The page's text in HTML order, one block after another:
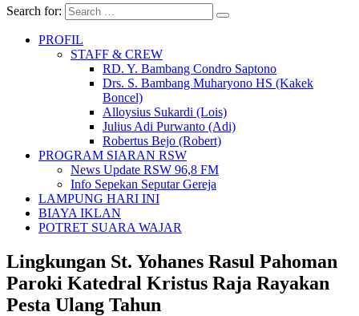
Search for:
PROFIL
STAFF & CREW
RD. Y. Bambang Condro Saptono
Drs. S. Bambang Muharyono HS (Kakek
Boncel)
Alloysius Sukardi (Lois)
Julius Adi Purwanto (Adi)
Robertus Bejo (Robert)
PROGRAM SIARAN RSW
News Update RSW 96,8 FM
Info Sepekan Seputar Gereja
LAMPUNG HARI INI
BIAYA IKLAN
POTRET SUARA WAJAR
Lingkungan St. Yohanes Rasul Pahoman
Paroki Katedral Kristus Raja Rayakan
Pesta Ulang Tahun